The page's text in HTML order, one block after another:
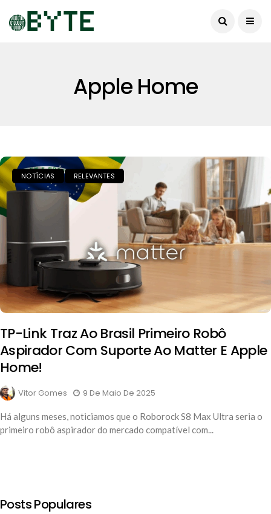
Apple Home
NOTÍCIAS RELEVANTES
TP-Link Traz Ao Brasil Primeiro Robô
Aspirador Com Suporte Ao Matter E Apple
Home!
Vitor Gomes 9 De Maio De 2025
Há alguns meses, noticiamos que o Roborock S8 Max Ultra seria o
primeiro robô aspirador do mercado compatível com...
Posts Populares